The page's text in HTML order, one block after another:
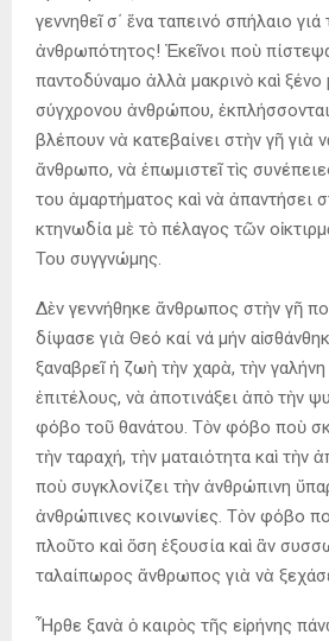
γεννηθεῖ σ΄ ἕνα ταπεινό σπήλαιο
ἀνθρωπότητος! Ἐκεῖνοι ποὺ
παντοδύναμο ἀλλὰ μακρινὸ καὶ ξένο
σύγχρονου ἀνθρώπου,
βλέπουν νὰ κατεβαίνει στὴν γῆ γιὰ
ἄνθρωπο, νὰ ἐπωμιστεῖ τὶς
του ἁμαρτήματος καὶ νὰ ἀπαντήσει
κτηνωδία μὲ τὸ πέλαγος τῶν
Του συγγνώμης.
Δὲν γεννήθηκε ἄνθρωπος στὴν γῆ
δίψασε γιὰ Θεό καί νά μήν
ξαναβρεῖ ἡ ζωὴ τὴν χαρὰ, τὴν
ἐπιτέλους, νὰ ἀποτινάξει ἀπὸ τὴν
φόβο τοῦ θανάτου. Τὸν φόβο ποὺ
τὴν ταραχή, τὴν ματαιότητα καὶ τὴν
ποὺ συγκλονίζει τὴν ἀνθρώπινη
ἀνθρώπινες κοινωνίες. Τὸν φόβο
πλοῦτο καὶ ὅση ἐξουσία καὶ ἂν
ταλαίπωρος ἄνθρωπος γιὰ νὰ
Ἦρθε ξανὰ ὁ καιρὸς τῆς εἰρήνης